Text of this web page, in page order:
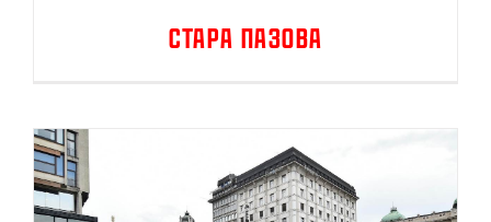
Стара Пазова